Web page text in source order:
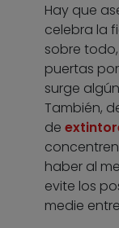
Hay que
celebra la
sobre
puertas
surge
También,
de
haber al
evite los
medie